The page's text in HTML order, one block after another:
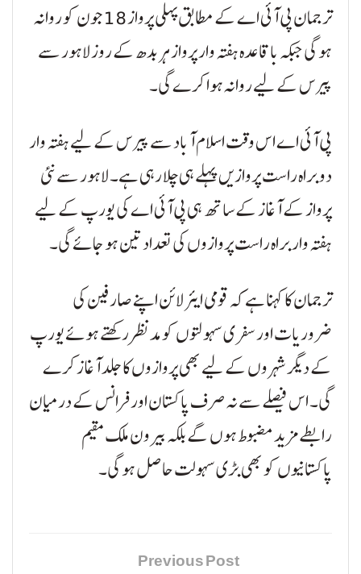
ترجمان پی آئی اے کے مطابق پہلی پرواز 18 جون کو روانہ
ہو گی جبکہ باقاعدہ ہفتہ وار پرواز ہر بدھ کے روز لاہور سے
پیرس کے لیے روانہ ہوا کرے گی۔
پی آئی اے اس وقت اسلام آباد سے پیرس کے لیے ہفتہ وار
دو براہ راست پروازیں پہلے ہی چلا رہی ہے۔ لاہور سے نئی
پرواز کے آغاز کے ساتھ ہی پی آئی اے کی یورپ کے لیے
ہفتہ وار براہ راست پروازوں کی تعداد تین ہو جائے گی۔
ترجمان کا کہنا ہے کہ قومی ایئر لائن اپنے صارفین کی
ضروریات اور سفری سہولتوں کو مدنظر رکھتے ہوئے یورپ
کے دیگر شہروں کے لیے بھی پروازوں کا جلد آغاز کرے
گی۔ اس فیصلے سے نہ صرف پاکستان اور فرانس کے درمیان
رابطے مزید مضبوط ہوں گے بلکہ بیرون ملک مقیم
پاکستانیوں کو بھی بڑی سہولت حاصل ہو گی۔
Previous Post